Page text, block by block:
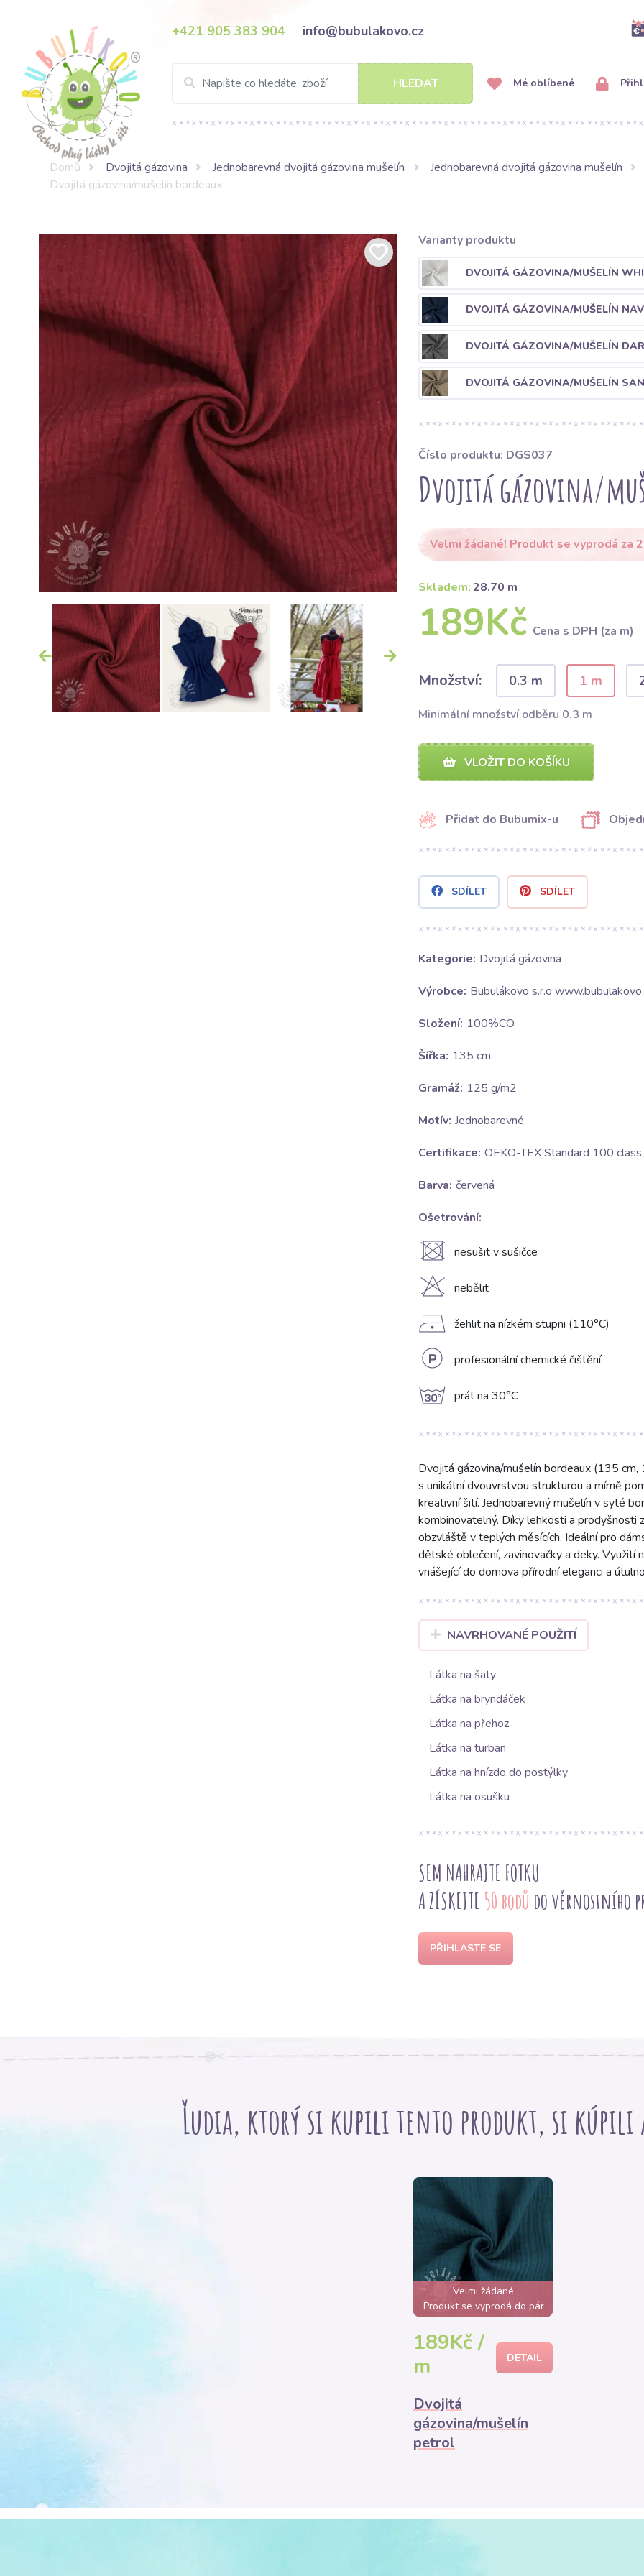
+421 905 383 904 info@bubulakovo.cz
HLEDAT Mé oblíbené
Domů Dvojitá gázovina Jednobarevná dvojitá gázovina mušelín
Jednobarevná dvojitá gázovina mušelín
Dvojitá gázovina/mušelín bordeaux
Varianty produktu
DVOJITÁ GÁZOVINA/MUŠELÍN
DVOJITÁ GÁZOVINA/MUŠELÍN
DVOJITÁ GÁZOVINA/MUŠELÍN
DVOJITÁ GÁZOVINA/MUŠELÍN
Číslo produktu: DGS037
Dvojitá gázovina/
Velmi žádané! Produkt se vyprodá za
Skladem:28.70 m
189Kč Cena s DPH (za m)
Množství: 0.3 m 1 m
Minimální množství odběru 0.3 m
VLOŽIT DO KOŠÍKU
Přidat do Bubumix-u
SDÍLET SDÍLET
Kategorie: Dvojitá gázovina
Výrobce: Bubulákovo s.r.o
Složení: 100%CO
Šířka: 135 cm
Gramáž: 125 g/m2
Motív: Jednobarevné
Certifikace: OEKO-TEX Standard 100 class
Barva: červená
Ošetrování:
U nesušit v sušičce
H nebělit
D žehlit na nízkém stupni (110°C)
L profesionální chemické čištění
g prát na 30°C
Dvojitá gázovina/mušelín bordeaux (135
s unikátní dvouvrstvou strukturou a mírně
kreativní šití. Jednobarevný mušelín v syté
kombinovatelný. Díky lehkosti a prodyšnosti
obzvláště v teplých měsících. Ideální pro
dětské oblečení, zavinovačky a deky.
vnášející do domova přírodní eleganci a
NAVRHOVANÉ POUŽITÍ
Látka na šaty
Látka na bryndáček
Látka na přehoz
Látka na turban
Látka na hnízdo do postýlky
Látka na osušku
SEM NAHRAJTE FOTKU
A ZÍSKEJTE 50 bodů do věrnostního
PŘIHLASTE SE
Ľudia, ktorý si kupili tento produkt, si
Velmi žádané
Produkt se vyprodá do pár
hodin
189Kč /
m
DETAIL
Dvojitá
gázovina/mušelín
petrol